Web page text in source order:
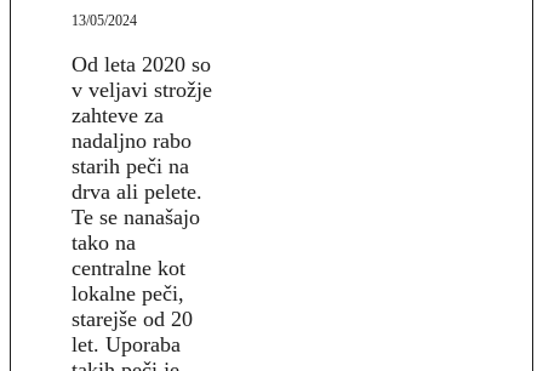
13/05/2024
Od leta 2020 so
v veljavi strožje
zahteve za
nadaljno rabo
starih peči na
drva ali pelete.
Te se nanašajo
tako na
centralne kot
lokalne peči,
starejše od 20
let. Uporaba